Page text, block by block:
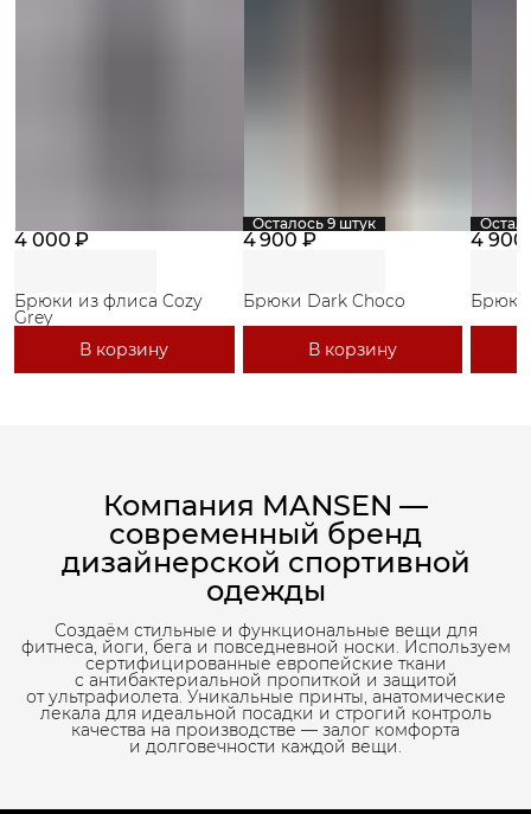
4 000 ₽
Брюки из флиса Cozy
Grey
В корзину
Осталось 9 штук
4 900 ₽
Брюки Dark Choco
В корзину
4 900
Брюки
Компания MANSEN —
современный бренд
дизайнерской спортивной
одежды
Создаём стильные и функциональные вещи для
фитнеса, йоги, бега и повседневной носки. Используем
сертифицированные европейские ткани
с антибактериальной пропиткой и защитой
от ультрафиолета. Уникальные принты, анатомические
лекала для идеальной посадки и строгий контроль
качества на производстве — залог комфорта
и долговечности каждой вещи.